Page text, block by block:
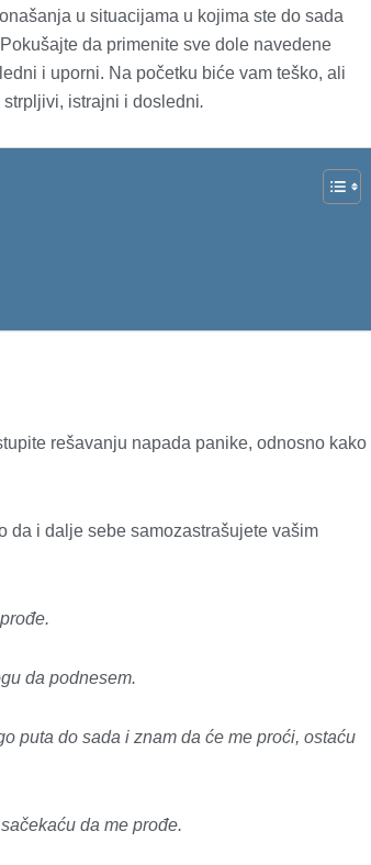
u situacijama u kojima ste do sada
da primenite sve dole navedene
i uporni. Na početku biće vam teško, ali
istrajni i dosledni.
rešavanju napada panike, odnosno kako
da i dalje sebe samozastrašujete vašim
da podnesem.
puta do sada i znam da će me proći, ostaću
da me prođe.